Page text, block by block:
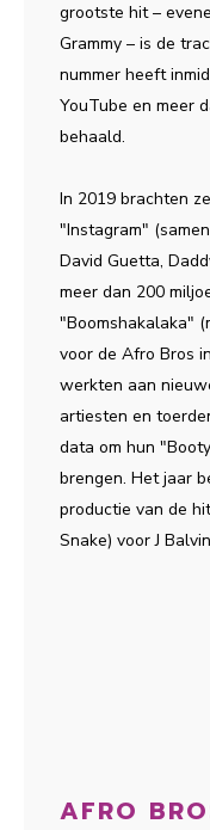
grootste hit –
Grammy – is de
nummer heeft
YouTube en meer
behaald.
In 2019 brachten
"Instagram"
David Guetta,
meer dan 200
"Boomshakalaka"
voor de Afro Bros
werkten aan
artiesten en
data om hun
brengen. Het jaar
productie van de
Snake) voor J
AFRO